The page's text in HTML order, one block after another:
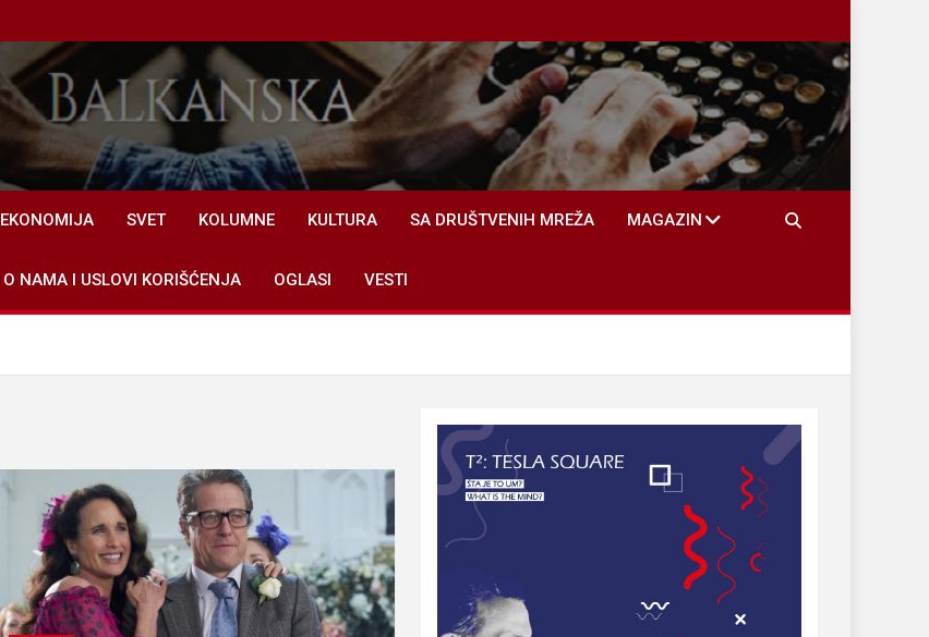
EKONOMIJA SVET KOLUMNE KULTURA SA DRUŠTVENIH MREŽA MAGAZIN
O NAMA I USLOVI KORIŠĆENJA OGLASI VESTI